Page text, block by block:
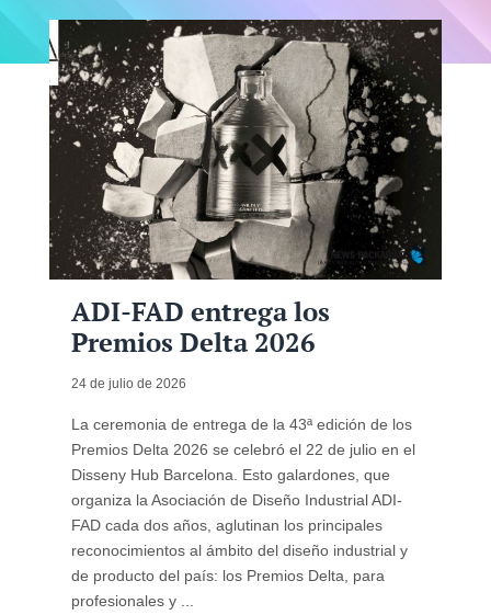
ADI-FAD entrega los
Premios Delta 2026
24 de julio de 2026
La ceremonia de entrega de la 43ª edición de los
Premios Delta 2026 se celebró el 22 de julio en el
Disseny Hub Barcelona. Esto galardones, que
organiza la Asociación de Diseño Industrial ADI-
FAD cada dos años, aglutinan los principales
reconocimientos al ámbito del diseño industrial y
de producto del país: los Premios Delta, para
profesionales y ...